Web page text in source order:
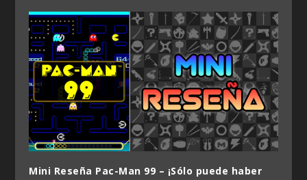
Mini Reseña Pac-Man 99 – ¡Sólo puede haber